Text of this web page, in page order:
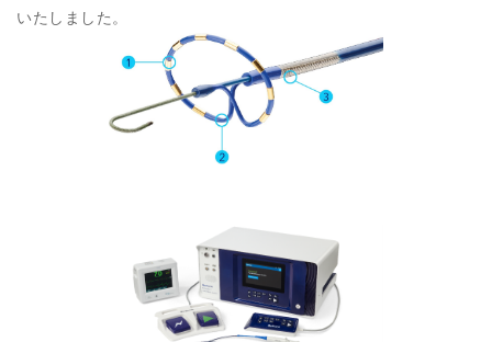
いたしました。